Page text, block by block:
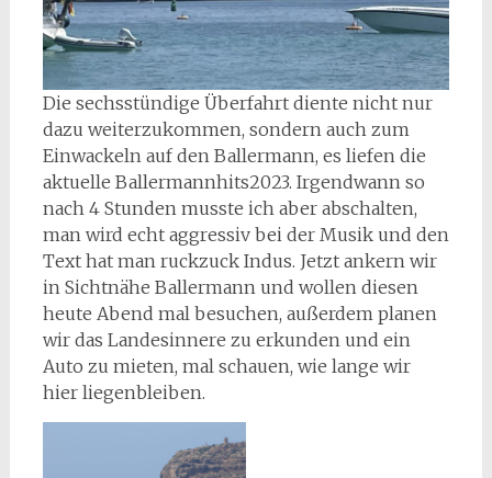
Die sechsstündige Überfahrt diente nicht nur
dazu weiterzukommen, sondern auch zum
Einwackeln auf den Ballermann, es liefen die
aktuelle Ballermannhits2023. Irgendwann so
nach 4 Stunden musste ich aber abschalten,
man wird echt aggressiv bei der Musik und den
Text hat man ruckzuck Indus. Jetzt ankern wir
in Sichtnähe Ballermann und wollen diesen
heute Abend mal besuchen, außerdem planen
wir das Landesinnere zu erkunden und ein
Auto zu mieten, mal schauen, wie lange wir
hier liegenbleiben.